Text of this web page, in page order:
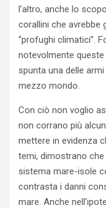
l’altro, anche lo
corallini che avrebbe
“profughi climatici”.
notevolmente
spunta una delle
mezzo mondo.
Con ciò non voglio
non corrano più
mettere in evidenza
temi, dimostrano
sistema mare-isole
contrasta i danni
mare. Anche